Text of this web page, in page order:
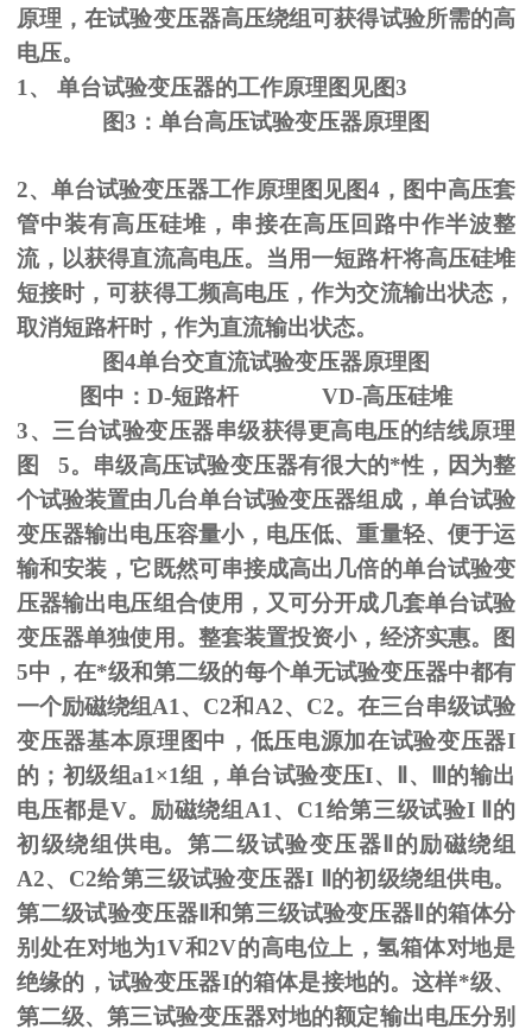
原理，在试验变压器高压绕组可获得试验所需的高
电压。
1、 单台试验变压器的工作原理图见图3
图3 ：单台高压试验变压器原理图
2、单台试验变压器工作原理图见图4 ，图中高压套
管中装有高压硅堆，串接在高压回路中作半波整
流，以获得直流高电压。当用一短路杆将高压硅堆
短接时，可获得工频高电压，作为交流输出状态，
取消短路杆时，作为直流输出状态。
图4单台交直流试验变压器原理图
图中： D-短路杆 VD-高压硅堆
3、三台试验变压器串级获得更高电压的结线原理
图 5。串级高压试验变压器有很大的*性，因为整
个试验装置由几台单台试验变压器组成，单台试验
变压器输出电压容量小，电压低、重量轻、便于运
输和安装，它既然可串接成高出几倍的单台试验变
压器输出电压组合使用，又可分开成几套单台试验
变压器单独使用。整套装置投资小，经济实惠。图
5中，在*级和第二级的每个单无试验变压器中都有
一个励磁绕组 A1 、 C2和 A2、 C2。在三台串级试验
变压器基本原理图中，低压电源加在试验变压器I
的；初级组a1×1组，单台试验变压I、 、
的输出
电压都是V。励磁绕组 A1 、 C1给第三级试验I
Ⅱ的
初级绕组供电。第二级试验变压器Ⅱ的励磁绕组
A2、C2给第三级试验变压器I Ⅱ的初级绕组供电。
第二级试验变压器Ⅱ和第三级试验变压器Ⅱ的箱体分
别处在对地为1V和2V的高电位上，氢箱体对地是
绝缘的，试验变压器I的箱体是接地的。这样*级、
第二级、第三试验变压器对地的额定输出电压分别